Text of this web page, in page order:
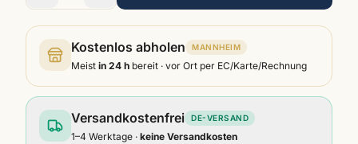
Kostenlos abholen MANNHEIM
Meist in 24 h bereit · vor Ort per EC/Karte/Rechnung
Versandkostenfrei DE-VERSAND
1–4 Werktage · keine Versandkosten